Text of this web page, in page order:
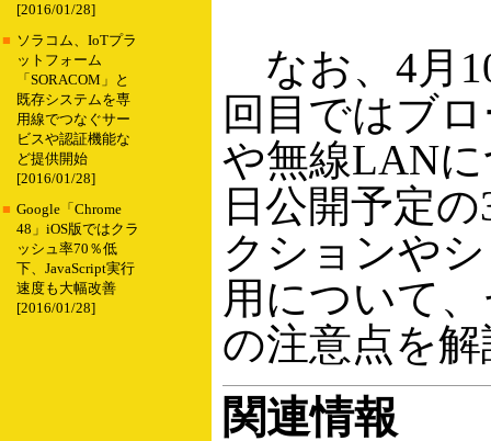
[2016/01/28]
■ ソラコム、IoTプラ
ットフォーム
「SORACOM」と
既存システムを専
用線でつなぐサー
ビスや認証機能な
ど提供開始
[2016/01/28]
■ Google「Chrome
48」iOS版ではクラ
ッシュ率70％低
下、JavaScript実行
速度も大幅改善
[2016/01/28]
なお、4月
回目ではブ
や無線LAN
日公開予定
クションや
用について
の注意点を
関連情報